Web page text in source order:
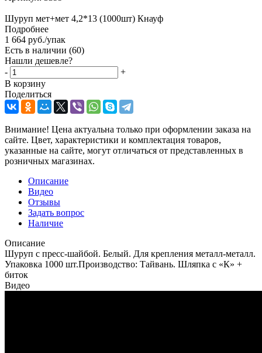
Шуруп мет+мет 4,2*13 (1000шт) Кнауф
Подробнее
1 664 руб./упак
Есть в наличии (60)
Нашли дешевле?
-
+
В корзину
Поделиться
Внимание! Цена актуальна только при оформлении заказа на
сайте. Цвет, характеристики и комплектация товаров,
указанные на сайте, могут отличаться от представленных в
розничных магазинах.
Описание
Видео
Отзывы
Задать вопрос
Наличие
Описание
Шуруп с пресс-шайбой. Белый. Для крепления металл-металл.
Упаковка 1000 шт.Производство: Тайвань. Шляпка с «К» +
биток
Видео